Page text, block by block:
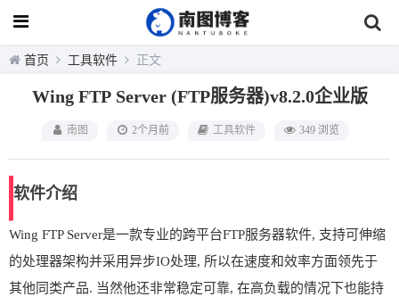
首页 工具软件 正文
Wing FTP Server (FTP服务器)v8.2.0企业版
南图 2个月前 工具软件 349 浏览
软件介绍
Wing FTP Server是一款专业的跨平台FTP服务器软件, 支持可伸缩
的处理器架构并采用异步IO处理, 所以在速度和效率方面领先于
其他同类产品. 当然他还非常稳定可靠, 在高负载的情况下也能持